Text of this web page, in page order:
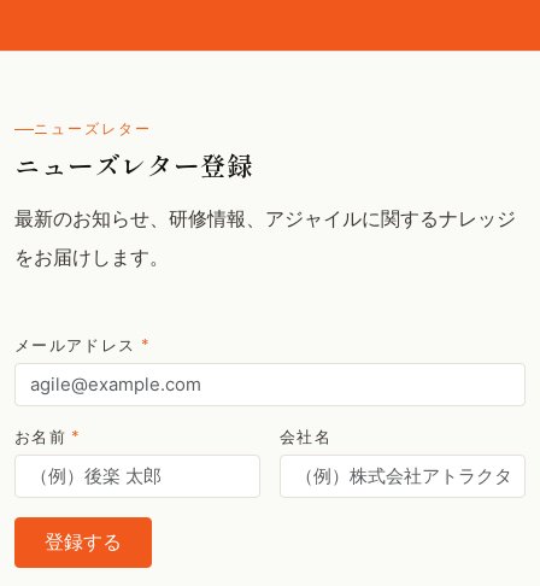
ニューズレター
ニューズレター登録
最新のお知らせ、研修情報、アジャイルに関するナレッジ
をお届けします。
メールアドレス *
お名前 * 会社名
登録する